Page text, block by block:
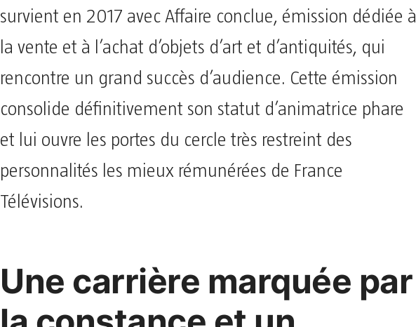
survient en 2017 avec Affaire conclue, émission dédiée à
la vente et à l’achat d’objets d’art et d’antiquités, qui
rencontre un grand succès d’audience. Cette émission
consolide définitivement son statut d’animatrice phare
et lui ouvre les portes du cercle très restreint des
personnalités les mieux rémunérées de France
Télévisions.
Une carrière marquée par